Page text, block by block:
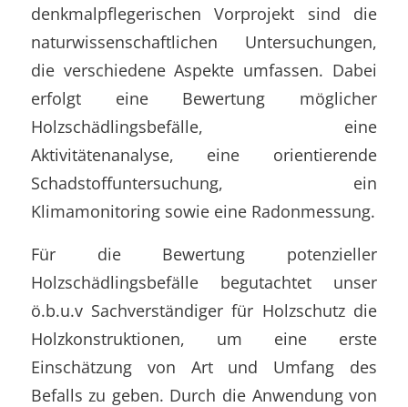
denkmalpflegerischen Vorprojekt sind die
naturwissenschaftlichen Untersuchungen,
die verschiedene Aspekte umfassen. Dabei
erfolgt eine Bewertung möglicher
Holzschädlingsbefälle, eine
Aktivitätenanalyse, eine orientierende
Schadstoffuntersuchung, ein
Klimamonitoring sowie eine Radonmessung.
Für die Bewertung potenzieller
Holzschädlingsbefälle begutachtet unser
ö.b.u.v Sachverständiger für Holzschutz die
Holzkonstruktionen, um eine erste
Einschätzung von Art und Umfang des
Befalls zu geben. Durch die Anwendung von